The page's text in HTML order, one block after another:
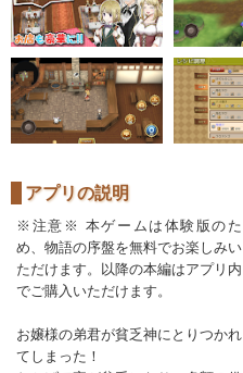
アプリの説明
※注意※ 本ゲームは体験版のた
め、物語の序盤を無料でお楽しみい
ただけます。以降の本編はアプリ内
でご購入いただけます。
お嬢様の弟君が貧乏神にとりつかれ
てしまった！